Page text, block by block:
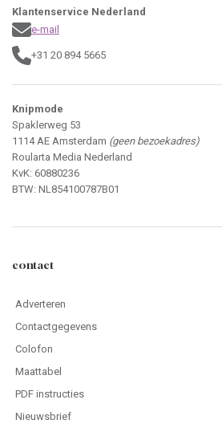
Klantenservice Nederland
e-mail
+31 20 894 5665
Knipmode
Spaklerweg 53
1114 AE Amsterdam (geen bezoekadres)
Roularta Media Nederland
KvK: 60880236
BTW: NL854100787B01
contact
Adverteren
Contactgegevens
Colofon
Maattabel
PDF instructies
Nieuwsbrief